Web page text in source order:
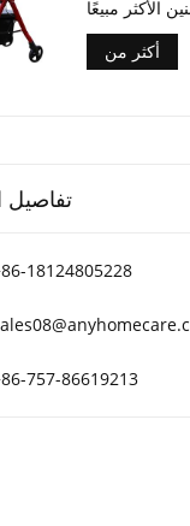
الأكثر مبيعًا
أكثر من
تفاصيل
18124805228
757-86619213